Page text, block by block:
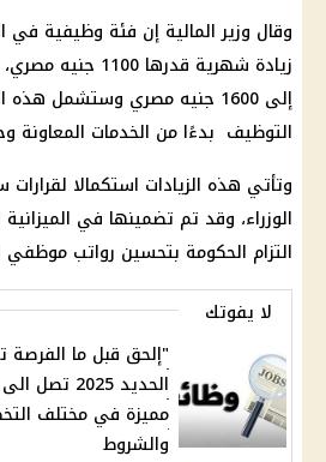
وقال وزير المالية إن فئة وظيفية
زيادة شهرية
إلى 1600 جنيه مصري وستشمل
التوظيف بدءًا من الخدمات المعاونة
وتأتي هذه الزيادات استكمالا
الوزراء، وقد تم تضمينها في
التزام الحكومة بتحسين رواتب
لا يفوتك
"إلحق قبل ما
مميزة في مختلف
والشروط